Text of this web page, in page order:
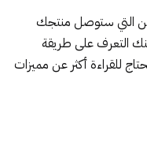
التي ستوصل منتجك
التعرف على طريقة
للقراءة أكثر عن مميزات